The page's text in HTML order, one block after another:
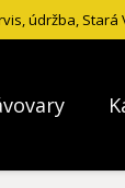
údržba,